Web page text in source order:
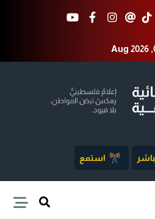
Aug 2026
استمع